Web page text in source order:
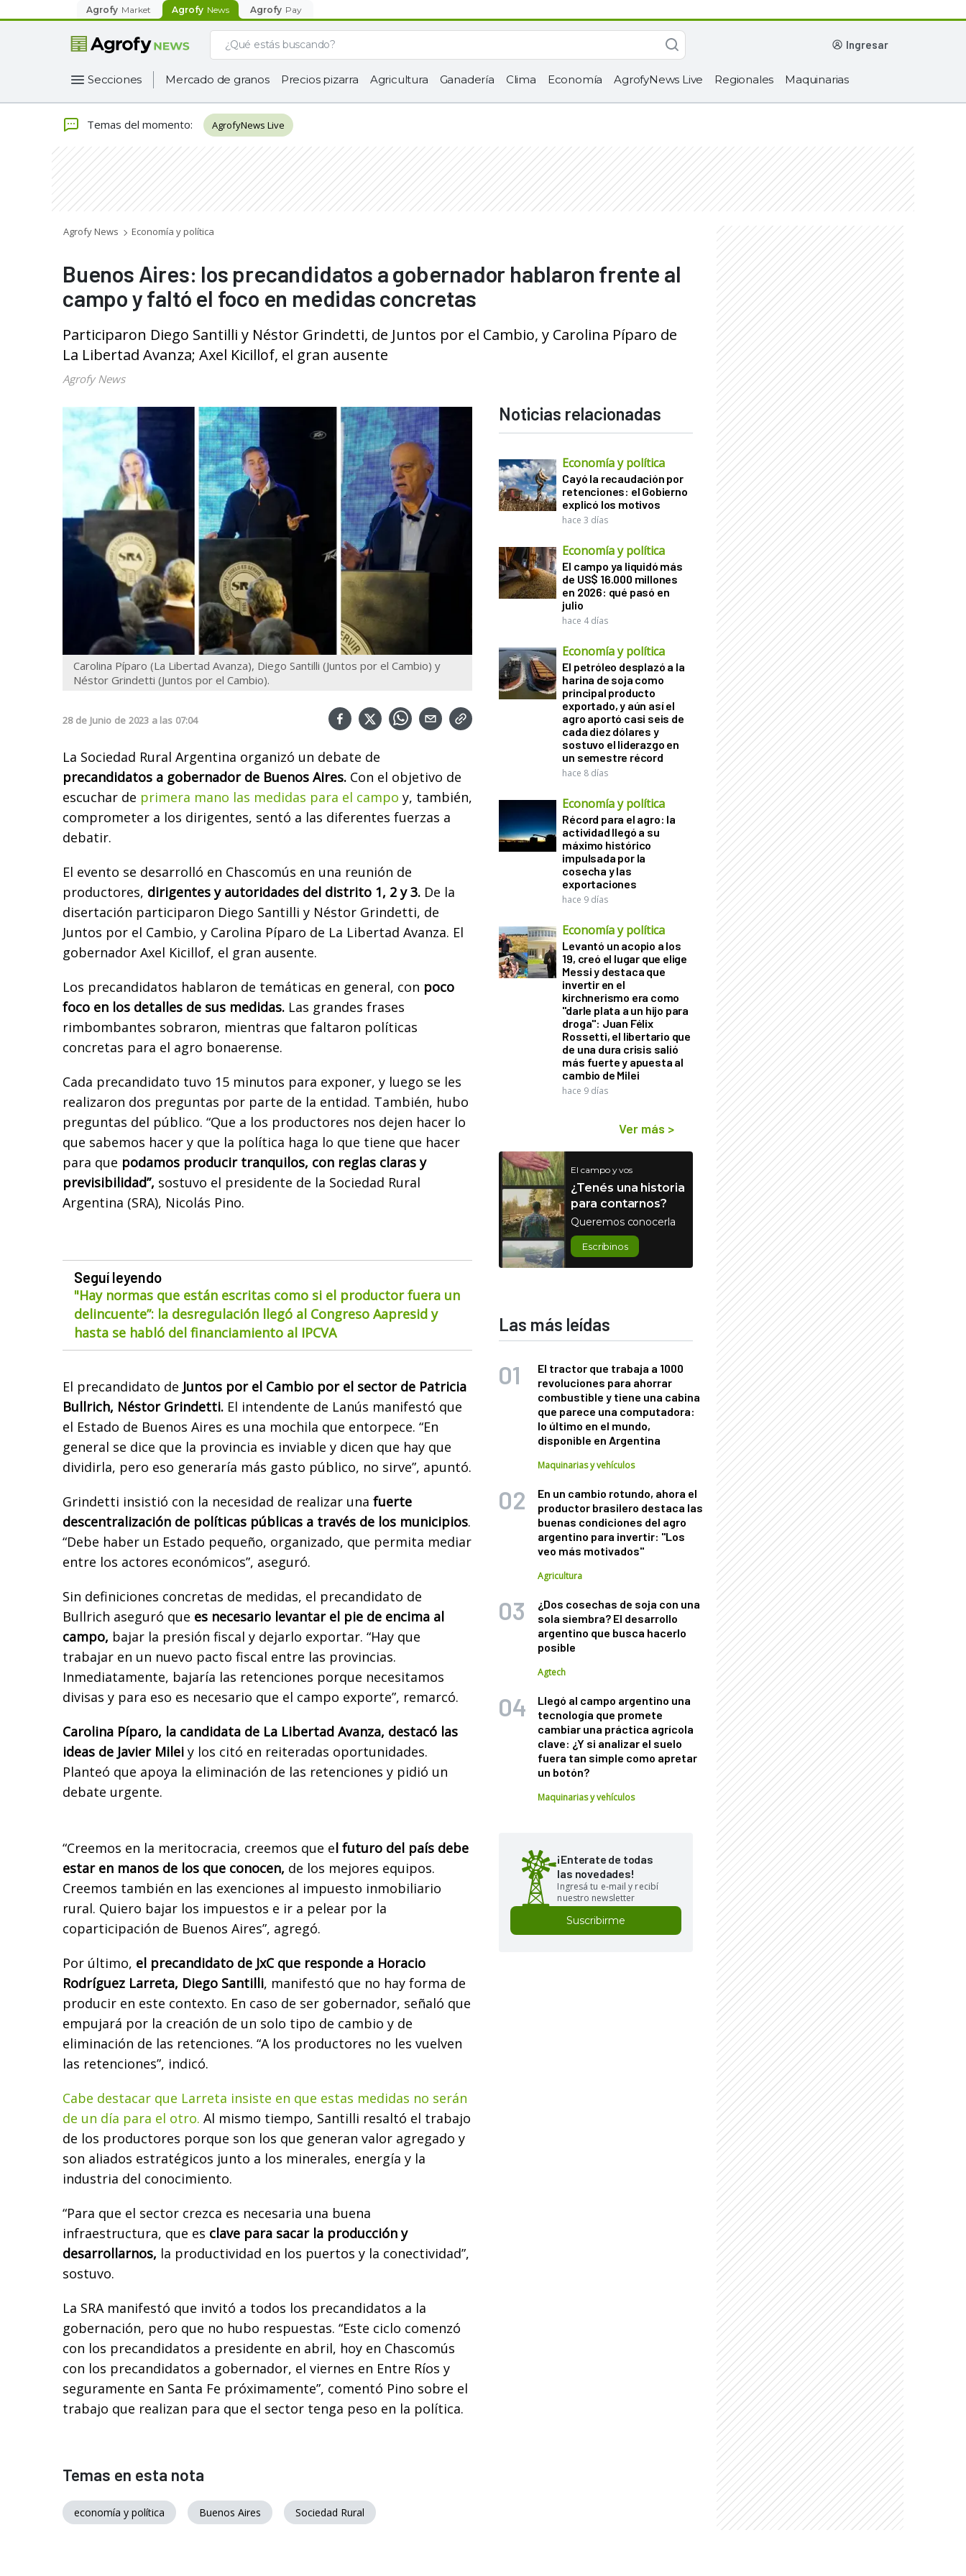
Agrofy Market Agrofy News Agrofy Pay
ingresar
Secciones Mercado de granos Precios pizarra Agricultura Ganadería Clima Economía AgrofyNews Live Regionales Maquinarias
Temas del momento: AgrofyNews Live
Agrofy News Economía y política
Buenos Aires: los precandidatos a gobernador hablaron frente al
campo y faltó el foco en medidas concretas
Participaron Diego Santilli y Néstor Grindetti, de Juntos por el Cambio, y Carolina Píparo de
La Libertad Avanza; Axel Kicillof, el gran ausente
Agrofy News
Carolina Píparo (La Libertad Avanza), Diego Santilli (Juntos por el Cambio) y
Néstor Grindetti (Juntos por el Cambio).
28 de Junio de 2023 a las 07:04
La Sociedad Rural Argentina organizó un debate de
precandidatos a gobernador de Buenos Aires. Con el objetivo de
escuchar de primera mano las medidas para el campo y, también,
comprometer a los dirigentes, sentó a las diferentes fuerzas a
debatir.
El evento se desarrolló en Chascomús en una reunión de
productores, dirigentes y autoridades del distrito 1, 2 y 3. De la
disertación participaron Diego Santilli y Néstor Grindetti, de
Juntos por el Cambio, y Carolina Píparo de La Libertad Avanza. El
gobernador Axel Kicillof, el gran ausente.
Los precandidatos hablaron de temáticas en general, con poco
foco en los detalles de sus medidas. Las grandes frases
rimbombantes sobraron, mientras que faltaron políticas
concretas para el agro bonaerense.
Cada precandidato tuvo 15 minutos para exponer, y luego se les
realizaron dos preguntas por parte de la entidad. También, hubo
preguntas del público. “Que a los productores nos dejen hacer lo
que sabemos hacer y que la política haga lo que tiene que hacer
para que podamos producir tranquilos, con reglas claras y
previsibilidad”, sostuvo el presidente de la Sociedad Rural
Argentina (SRA), Nicolás Pino.
Seguí leyendo
"Hay normas que están escritas como si el productor fuera un
delincuente”: la desregulación llegó al Congreso Aapresid y
hasta se habló del financiamiento al IPCVA
El precandidato de Juntos por el Cambio por el sector de Patricia
Bullrich, Néstor Grindetti. El intendente de Lanús manifestó que
el Estado de Buenos Aires es una mochila que entorpece. “En
general se dice que la provincia es inviable y dicen que hay que
dividirla, pero eso generaría más gasto público, no sirve”, apuntó.
Grindetti insistió con la necesidad de realizar una fuerte
descentralización de políticas públicas a través de los municipios.
“Debe haber un Estado pequeño, organizado, que permita mediar
entre los actores económicos”, aseguró.
Sin definiciones concretas de medidas, el precandidato de
Bullrich aseguró que es necesario levantar el pie de encima al
campo, bajar la presión fiscal y dejarlo exportar. “Hay que
trabajar en un nuevo pacto fiscal entre las provincias.
Inmediatamente, bajaría las retenciones porque necesitamos
divisas y para eso es necesario que el campo exporte”, remarcó.
Carolina Píparo, la candidata de La Libertad Avanza, destacó las
ideas de Javier Milei y los citó en reiteradas oportunidades.
Planteó que apoya la eliminación de las retenciones y pidió un
debate urgente.
“Creemos en la meritocracia, creemos que el futuro del país debe
estar en manos de los que conocen, de los mejores equipos.
Creemos también en las exenciones al impuesto inmobiliario
rural. Quiero bajar los impuestos e ir a pelear por la
coparticipación de Buenos Aires”, agregó.
Por último, el precandidato de JxC que responde a Horacio
Rodríguez Larreta, Diego Santilli, manifestó que no hay forma de
producir en este contexto. En caso de ser gobernador, señaló que
empujará por la creación de un solo tipo de cambio y de
eliminación de las retenciones. “A los productores no les vuelven
las retenciones”, indicó.
Cabe destacar que Larreta insiste en que estas medidas no serán
de un día para el otro. Al mismo tiempo, Santilli resaltó el trabajo
de los productores porque son los que generan valor agregado y
son aliados estratégicos junto a los minerales, energía y la
industria del conocimiento.
“Para que el sector crezca es necesaria una buena
infraestructura, que es clave para sacar la producción y
desarrollarnos, la productividad en los puertos y la conectividad”,
sostuvo.
La SRA manifestó que invitó a todos los precandidatos a la
gobernación, pero que no hubo respuestas. “Este ciclo comenzó
con los precandidatos a presidente en abril, hoy en Chascomús
con los precandidatos a gobernador, el viernes en Entre Ríos y
seguramente en Santa Fe próximamente”, comentó Pino sobre el
trabajo que realizan para que el sector tenga peso en la política.
Noticias relacionadas
Economía y política
Cayó la recaudación por
retenciones: el Gobierno
explicó los motivos
hace 3 días
Economía y política
El campo ya liquidó más
de US$ 16.000 millones
en 2026: qué pasó en
julio
hace 4 días
Economía y política
El petróleo desplazó a la
harina de soja como
principal producto
exportado, y aún así el
agro aportó casi seis de
cada diez dólares y
sostuvo el liderazgo en
un semestre récord
hace 8 días
Economía y política
Récord para el agro: la
actividad llegó a su
máximo histórico
impulsada por la
cosecha y las
exportaciones
hace 9 días
Economía y política
Levantó un acopio a los
19, creó el lugar que elige
Messi y destaca que
invertir en el
kirchnerismo era como
"darle plata a un hijo para
droga": Juan Félix
Rossetti, el libertario que
de una dura crisis salió
más fuerte y apuesta al
cambio de Milei
hace 9 días
Ver más >
El campo y vos
¿Tenés una historia
para contarnos?
Queremos conocerla
Escribinos
Las más leídas
El tractor que trabaja a 1000
revoluciones para ahorrar
combustible y tiene una cabina
que parece una computadora:
lo último en el mundo,
disponible en Argentina
Maquinarias y vehículos
En un cambio rotundo, ahora el
productor brasilero destaca las
buenas condiciones del agro
argentino para invertir: "Los
veo más motivados"
Agricultura
¿Dos cosechas de soja con una
sola siembra? El desarrollo
argentino que busca hacerlo
posible
Agtech
Llegó al campo argentino una
tecnología que promete
cambiar una práctica agrícola
clave: ¿Y si analizar el suelo
fuera tan simple como apretar
un botón?
Maquinarias y vehículos
¡Enterate de todas
las novedades!
Ingresá tu e-mail y recibí
nuestro newsletter
Suscribirme
Temas en esta nota
economía y política Buenos Aires Sociedad Rural